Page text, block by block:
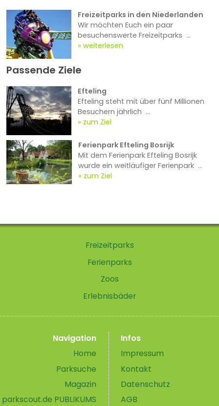
Freizeitparks in den Niederlanden
Wir möchten Euch ein paar
besuchenswerte Freizeitparks ...
weiterlesen
Passende Ziele
Efteling
Efteling steht mit über fünf Millionen
Besuchern jährlich ...
zum Ziel
Ferienpark Efteling Bosrijk
Mit dem Ferienpark Efteling Bosrijk
wurde ein weitläufiger Ferienpark ...
zum Ziel
Freizeitparks
Ferienparks
Zoos
Erlebnisbäder
Navigation
Home
Parksuche
Magazin
parkscout.de PUBLIKUMS
Infos
Impressum
Kontakt
Datenschutz
AGB